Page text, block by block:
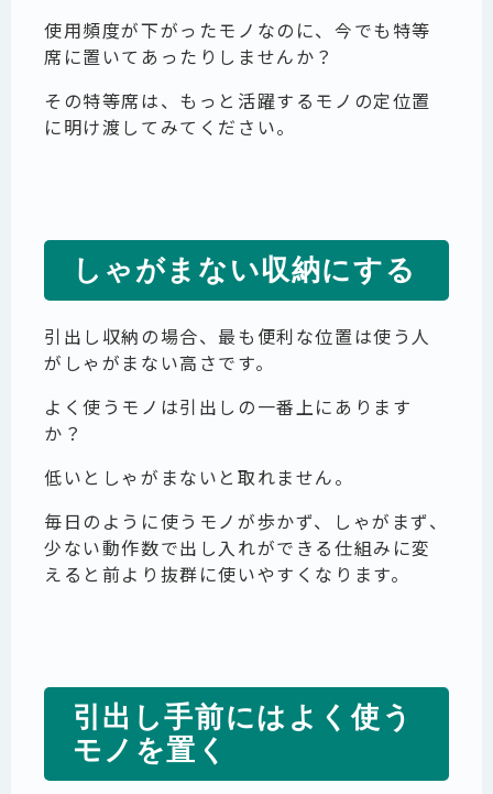
使用頻度が下がったモノなのに、今でも特等
席に置いてあったりしませんか？
その特等席は、もっと活躍するモノの定位置
に明け渡してみてください。
しゃがまない収納にする
引出し収納の場合、最も便利な位置は使う人
がしゃがまない高さです。
よく使うモノは引出しの一番上にあります
か？
低いとしゃがまないと取れません。
毎日のように使うモノが歩かず、しゃがまず、
少ない動作数で出し入れができる仕組みに変
えると前より抜群に使いやすくなります。
引出し手前にはよく使う
モノを置く